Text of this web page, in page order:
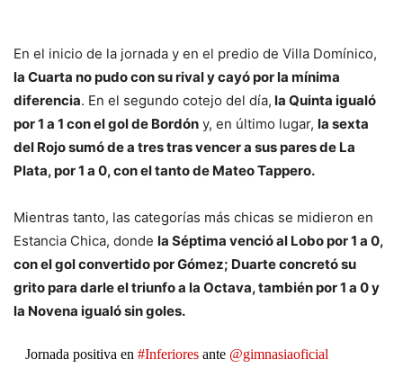
En el inicio de la jornada y en el predio de Villa Domínico,
la Cuarta no pudo con su rival y cayó por la mínima
diferencia. En el segundo cotejo del día, la Quinta igualó
por 1 a 1 con el gol de Bordón y, en último lugar, la sexta
del Rojo sumó de a tres tras vencer a sus pares de La
Plata, por 1 a 0, con el tanto de Mateo Tappero.
Mientras tanto, las categorías más chicas se midieron en
Estancia Chica, donde la Séptima venció al Lobo por 1 a 0,
con el gol convertido por Gómez; Duarte concretó su
grito para darle el triunfo a la Octava, también por 1 a 0 y
la Novena igualó sin goles.
Jornada positiva en #Inferioresante @gimnasiaoficial